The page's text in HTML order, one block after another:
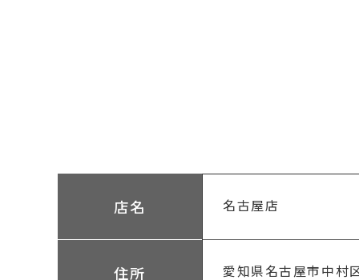
店名 名古屋店
住所 愛知県名古屋市中村